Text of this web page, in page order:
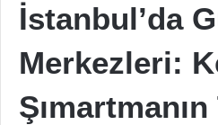
İstanbul’da
Merkezleri:
Şımartmanın